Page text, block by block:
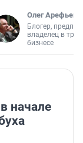
Олег Арефьев
Блогер,
владелец в
бизнесе
начале